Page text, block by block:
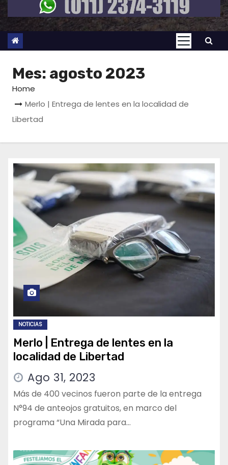
Mes: agosto 2023
Home
Merlo | Entrega de lentes en la localidad de
Libertad
NOTICIAS
Merlo | Entrega de lentes en la
localidad de Libertad
Ago 31, 2023
Más de 400 vecinos fueron parte de la entrega
N°94 de anteojos gratuitos, en marco del
programa “Una Mirada para…